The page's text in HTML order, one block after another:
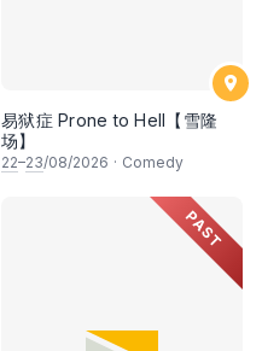
易狱症 Prone to Hell【雪隆
场】
22–23/08/2026 · Comedy
PAST